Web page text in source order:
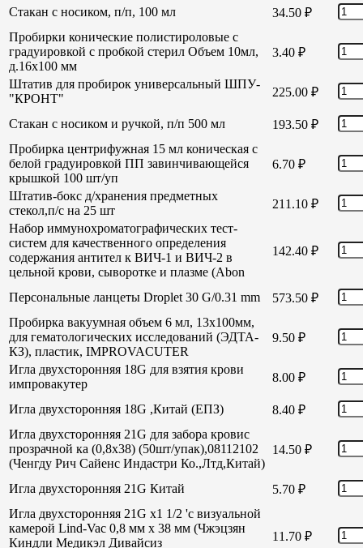
Стакан с носиком, п/п, 100 мл 34.50 ₽
Пробирки конические полистироловые с
градуировкой с пробкой стерил Объем 10мл,
д.16х100 мм
3.40 ₽
Штатив для пробирок универсальный ШПУ-
"КРОНТ"
225.00 ₽
Стакан с носиком и ручкой, п/п 500 мл 193.50 ₽
Пробирка центрифужная 15 мл коническая с
белой градуировкой ПП завинчивающейся
крышкой 100 шт/уп
6.70 ₽
Штатив-бокс д/хранения предметных
стекол,п/с на 25 шт
211.10 ₽
Набор иммунохроматографических тест-
систем для качественного определения
содержания антител к ВИЧ-1 и ВИЧ-2 в
цельной крови, сыворотке и плазме (Abon
142.40 ₽
Персональные ланцеты Droplet 30 G/0.31 mm 573.50 ₽
Пробирка вакуумная объем 6 мл, 13х100мм,
для гематологических исследований (ЭДТА-
КЗ), пластик, IMPROVACUTER
9.50 ₽
Игла двухсторонняя 18G для взятия крови
импровакутер
8.00 ₽
Игла двухсторонняя 18G ,Китай (ЕПЗ) 8.40 ₽
Игла двухсторонняя 21G для забора кровис
прозрачной ка (0,8х38) (50шт/упак),08112102
(Ченгду Рич Сайенс Индастри Ко.,Лтд,Китай)
14.50 ₽
Игла двухсторонняя 21G Китай 5.70 ₽
Игла двухсторонняя 21G х1 1/2 'с визуальной
камерой Lind-Vac 0,8 мм х 38 мм (Чжэцзян
Киндли Медикэл Дивайсиз
11.70 ₽